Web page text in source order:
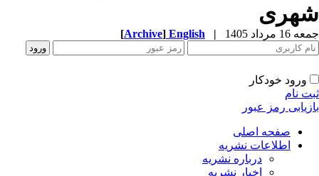
مرداد 1405 |
English
[Archive]
ورود خودکار
نام
رمز عبور
صفحه اصلی
اطلاعات نشریه
درباره نشریه
اخبار نشریه